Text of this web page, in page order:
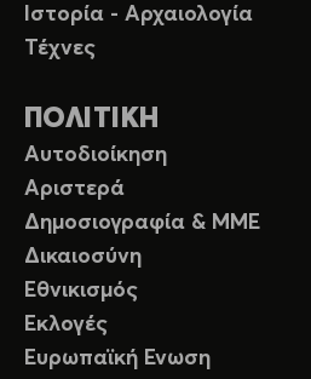
Ιστορία - Αρχαιολογία
Τέχνες
ΠΟΛΙΤΙΚΗ
Αυτοδιοίκηση
Αριστερά
Δημοσιογραφία & ΜΜΕ
Δικαιοσύνη
Εθνικισμός
Εκλογές
Ευρωπαϊκή Ενωση